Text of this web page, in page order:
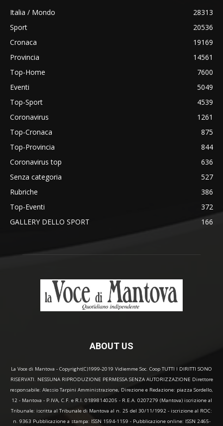
Italia / Mondo
28313
Sport
20536
Cronaca
19169
Provincia
14561
Top-Home
7600
Eventi
5049
Top-Sport
4539
Coronavirus
1261
Top-Cronaca
875
Top-Provincia
844
Coronavirus top
636
Senza categoria
527
Rubriche
386
Top-Eventi
372
GALLERY DELLO SPORT
166
ABOUT US
La Voce di Mantova - Copyright(C)1999-2019 Vidiemme Soc. Coop TUTTI I DIRITTI SONO
RISERVATI. NESSUNA RIPRODUZIONE PERMESSA SENZA AUTORIZZAZIONE Direttore
responsabile: Alessio Tarpini Amministrazione, Direzione e Redazione: piazza Sordello,
12 - Mantova - P.IVA, C.F. e R.I. 01898140205 - R.E.A. 0207279 (Mantova) iscrizione al
Tribunale: iscritta al Tribunale di Mantova al n. 25 del 30/11/1992 - iscrizione al ROC:
n. 9363 Pubblicazione a stampa: ISSN 1594-1159 - Pubblicazione online: ISSN 2465-